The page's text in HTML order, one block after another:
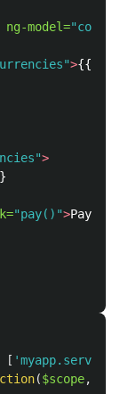
ng-model="cost"
>{{c}}
>
"pay()">Pay
[ 'myapp.services
($scope,